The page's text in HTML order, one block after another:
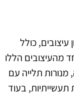
עיצובים, כולל
מהעיצובים הללו
מנורות תלייה עם
בעוד